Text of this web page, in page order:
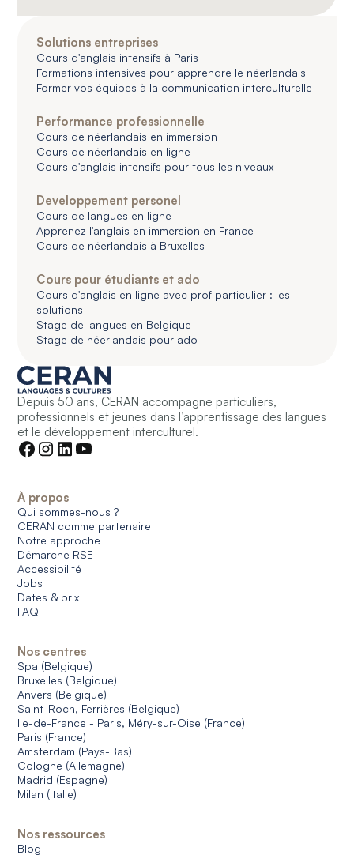
Solutions entreprises
Cours d'anglais intensifs à Paris
Formations intensives pour apprendre le néerlandais
Former vos équipes à la communication interculturelle
Performance professionnelle
Cours de néerlandais en immersion
Cours de néerlandais en ligne
Cours d'anglais intensifs pour tous les niveaux
Developpement personel
Cours de langues en ligne
Apprenez l'anglais en immersion en France
Cours de néerlandais à Bruxelles
Cours pour étudiants et ado
Cours d'anglais en ligne avec prof particulier : les
solutions
Stage de langues en Belgique
Stage de néerlandais pour ado
Depuis 50 ans, CERAN accompagne particuliers,
professionnels et jeunes dans l’apprentissage des langues
et le développement interculturel.
À propos
Qui sommes-nous ?
CERAN comme partenaire
Notre approche
Démarche RSE
Accessibilité
Jobs
Dates & prix
FAQ
Nos centres
Spa (Belgique)
Bruxelles (Belgique)
Anvers (Belgique)
Saint-Roch, Ferrières (Belgique)
Ile-de-France - Paris, Méry-sur-Oise (France)
Paris (France)
Amsterdam (Pays-Bas)
Cologne (Allemagne)
Madrid (Espagne)
Milan (Italie)
Nos ressources
Blog